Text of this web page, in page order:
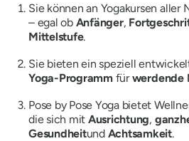
Sie können an Yogakursen aller
– egal ob Anfänger,
Mittelstufe.
Sie bieten ein speziell
Yoga-Programmfürwerdende
Pose by Pose Yoga bietet
die sich mit Ausrichtung,
Gesundheitund Achtsamkeit.